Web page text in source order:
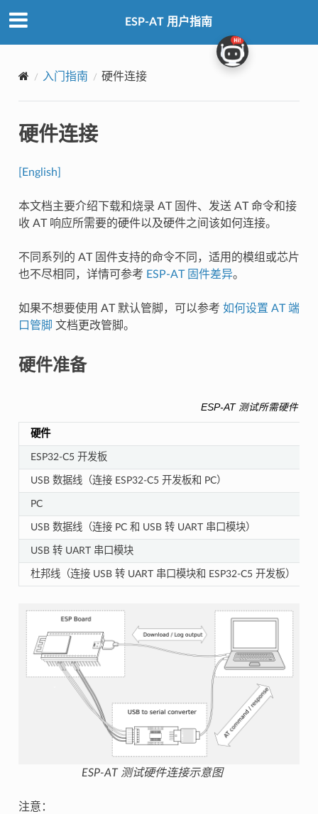
ESP-AT 用户指南
入门指南 硬件连接
硬件连接
[English]
本文档主要介绍下载和烧录 AT 固件、发送 AT 命令和接
收 AT 响应所需要的硬件以及硬件之间该如何连接。
不同系列的 AT 固件支持的命令不同，适用的模组或芯片
也不尽相同，详情可参考 ESP-AT 固件差异。
如果不想要使用 AT 默认管脚，可以参考 如何设置 AT 端
口管脚 文档更改管脚。
硬件准备
ESP-AT 测试所需硬件
硬件
ESP32-C5 开发板
USB 数据线（连接 ESP32-C5 开发板和 PC）
PC
USB 数据线（连接 PC 和 USB 转 UART 串口模块）
USB 转 UART 串口模块
杜邦线（连接 USB 转 UART 串口模块和 ESP32-C5 开发板）
ESP-AT 测试硬件连接示意图
注意：